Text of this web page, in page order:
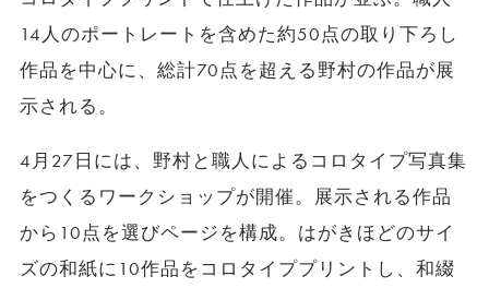
14人のポートレートを含めた約50点の取り下ろし
作品を中心に、総計70点を超える野村の作品が展
示される。
4月27日には、野村と職人によるコロタイプ写真集
をつくるワークショップが開催。展示される作品
から10点を選びページを構成。はがきほどのサイ
ズの和紙に10作品をコロタイププリントし、和綴